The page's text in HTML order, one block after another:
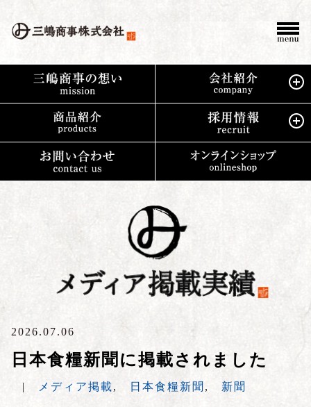
2026.07.06
日本食糧新聞に掲載されました
| メディア掲載, 日本食糧新聞 , 新聞